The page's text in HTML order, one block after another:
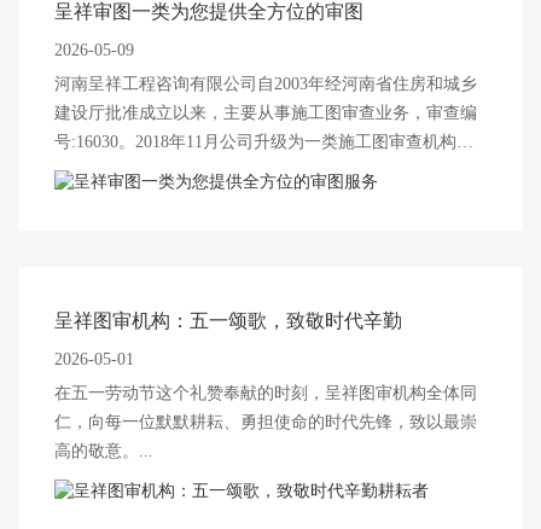
呈祥审图一类为您提供全方位的审图
2026-05-09
河南呈祥工程咨询有限公司自2003年经河南省住房和城乡
建设厅批准成立以来，主要从事施工图审查业务，审查编
号:16030。2018年11月公司升级为一类施工图审查机构资
质，可向全省承揽施工图审查...
呈祥图审机构：五一颂歌，致敬时代辛勤
2026-05-01
在五一劳动节这个礼赞奉献的时刻，呈祥图审机构全体同
仁，向每一位默默耕耘、勇担使命的时代先锋，致以最崇
高的敬意。...